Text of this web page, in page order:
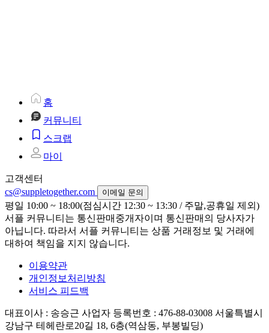
홈
커뮤니티
스크랩
마이
고객센터
cs@suppletogether.com
이메일 문의
평일 10:00 ~ 18:00(점심시간 12:30 ~ 13:30 / 주말,공휴일 제외)
서플 커뮤니티는 통신판매중개자이며 통신판매의 당사자가
아닙니다. 따라서 서플 커뮤니티는 상품 거래정보 및 거래에
대하여 책임을 지지 않습니다.
이용약관
개인정보처리방침
서비스 피드백
대표이사 : 송승근 사업자 등록번호 : 476-88-03008 서울특별시
강남구 테헤란로20길 18, 6층(역삼동, 부봉빌딩)